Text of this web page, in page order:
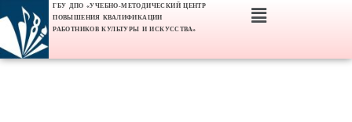
ГБУ ДПО «УЧЕБНО-МЕТОДИЧЕСКИЙ ЦЕНТР
ПОВЫШЕНИЯ КВАЛИФИКАЦИИ
РАБОТНИКОВ КУЛЬТУРЫ И ИСКУССТВА»